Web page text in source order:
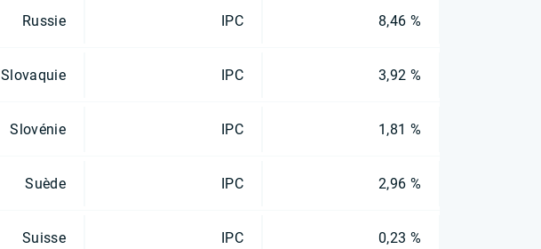
Russie IPC 8,46 %
Slovaquie IPC 3,92 %
Slovénie IPC 1,81 %
Suède IPC 2,96 %
Suisse IPC 0,23 %